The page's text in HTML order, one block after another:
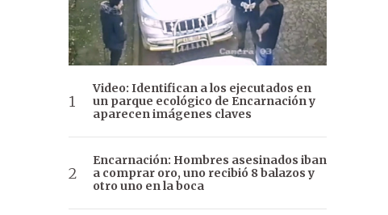
Video: Identifican a los ejecutados en
un parque ecológico de Encarnación y
aparecen imágenes claves
Encarnación: Hombres asesinados iban
a comprar oro, uno recibió 8 balazos y
otro uno en la boca